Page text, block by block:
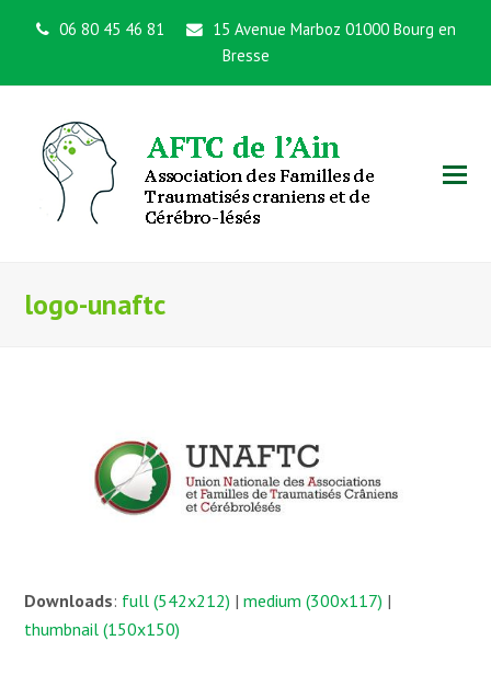
06 80 45 46 81
15 Avenue Marboz 01000 Bourg en
Bresse
logo-unaftc
Downloads: full (542x212) |medium (300x117) |
thumbnail (150x150)